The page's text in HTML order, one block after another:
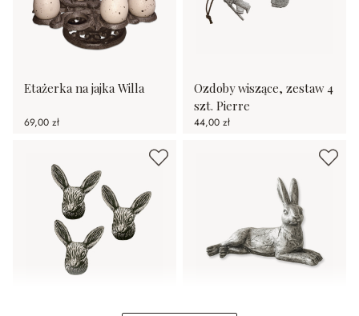
Etażerka na jajka Willa
69,00 zł
Ozdoby wiszące, zestaw 4
szt. Pierre
44,00 zł